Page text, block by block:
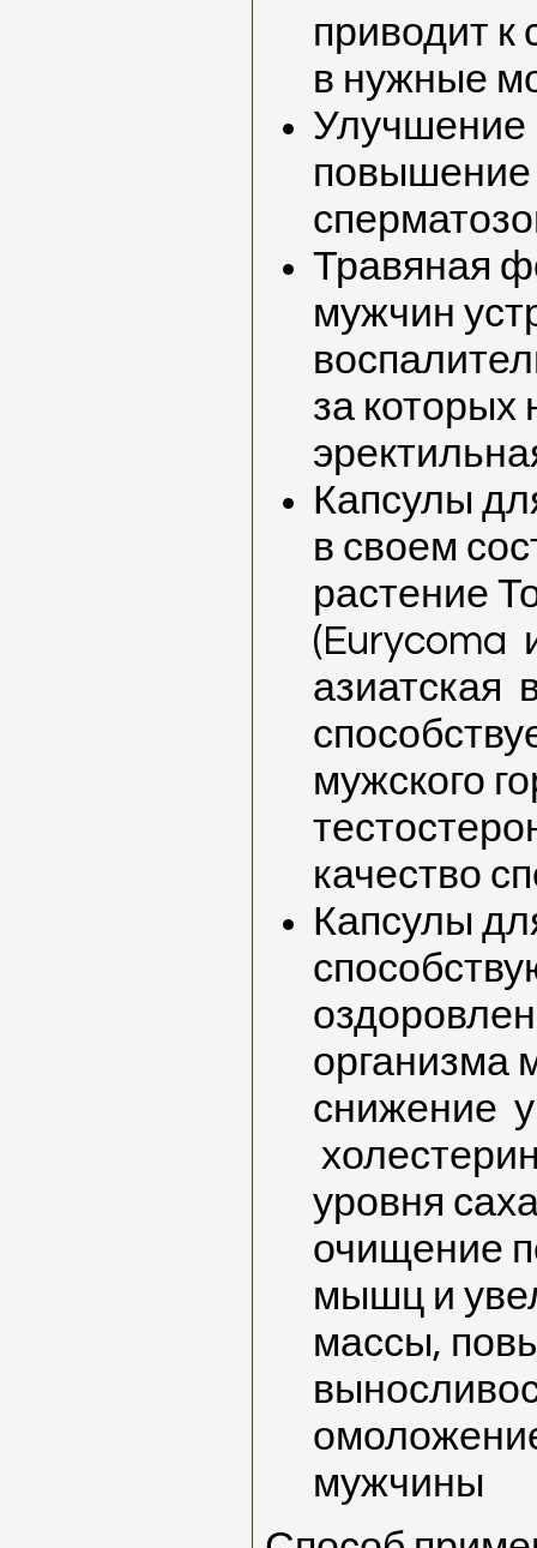
приводит к
в нужные
Улучшение
повышение
Травяная
мужчин
за которых
Капсулы
в своем
растение
(Eurycoma
азиатская
мужского
качество
Капсулы
организма
снижение
уровня
очищение
мышц и
массы,
мужчины